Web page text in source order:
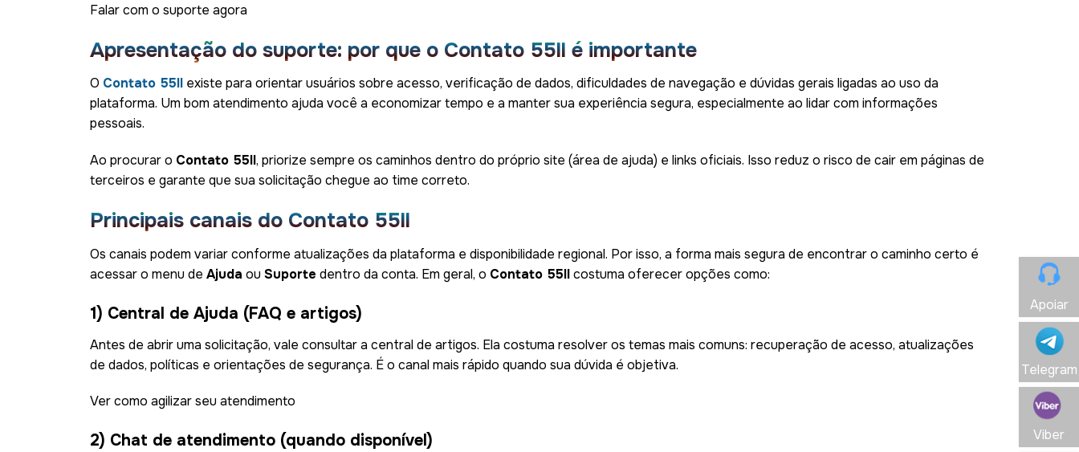
Falar com o suporte agora
Apresentação do suporte: por que o Contato 55ll é importante
O Contato 55ll existe para orientar usuários sobre acesso, verificação de dados, dificuldades de navegação e dúvidas gerais ligadas ao uso da
plataforma. Um bom atendimento ajuda você a economizar tempo e a manter sua experiência segura, especialmente ao lidar com informações
pessoais.
Ao procurar o Contato 55ll, priorize sempre os caminhos dentro do próprio site (área de ajuda) e links oficiais. Isso reduz o risco de cair em páginas de
terceiros e garante que sua solicitação chegue ao time correto.
Principais canais do Contato 55ll
Os canais podem variar conforme atualizações da plataforma e disponibilidade regional. Por isso, a forma mais segura de encontrar o caminho certo é
acessar o menu de Ajuda ou Suporte dentro da conta. Em geral, o Contato 55llcostuma oferecer opções como:
1) Central de Ajuda (FAQ e artigos)
Antes de abrir uma solicitação, vale consultar a central de artigos. Ela costuma resolver os temas mais comuns: recuperação de acesso, atualizações
de dados, políticas e orientações de segurança. É o canal mais rápido quando sua dúvida é objetiva.
Ver como agilizar seu atendimento
2) Chat de atendimento (quando disponível)
Apoiar
Telegram
Viber